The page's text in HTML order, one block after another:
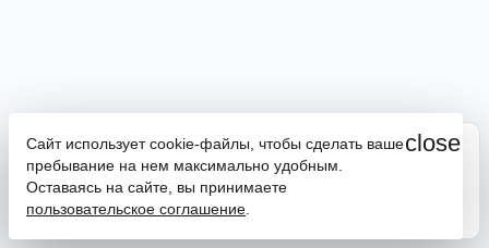
close
Сайт использует cookie-файлы, чтобы сделать ваше
пребывание на нем максимально удобным.
Оставаясь на сайте, вы принимаете
пользовательское соглашение
Сайт находится в тестовой эксплуатации
В случае наличия ошибок или замечаний просим
сообщить на почтуpromportal@frpkk.ru
написать нам в чатилизаказать обратный звонок